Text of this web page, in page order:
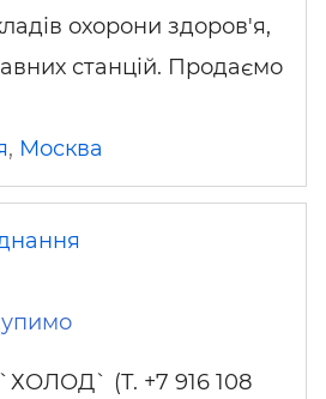
охорони здоров'я,
станцій. Продаємо
, Москва
(Т. +7 916 108